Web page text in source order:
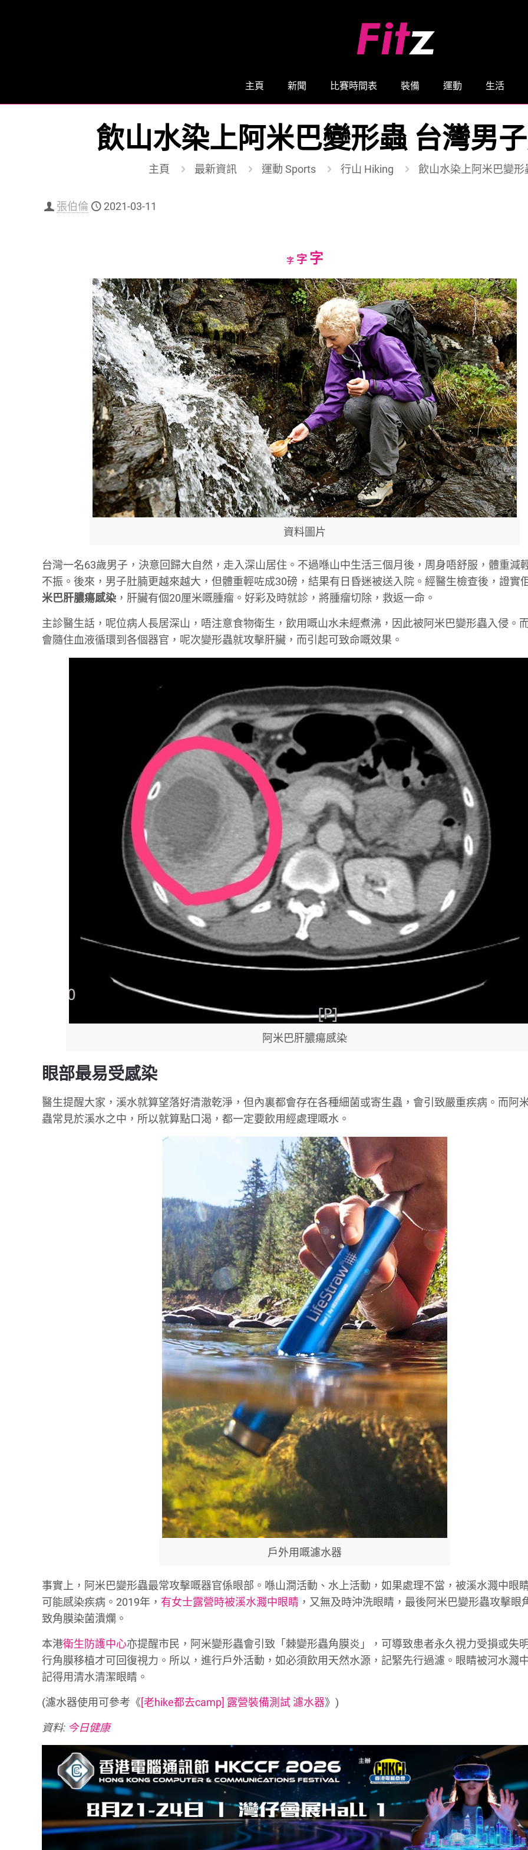
主頁 新聞 比賽時間表 裝備 運動 生活
飲山水染上阿米巴變形蟲 台灣男
主頁 最新資訊 運動 Sports 行山 Hiking 飲山水染上阿米巴變
張伯倫 2021-03-11
字Decrease
size.
字Reset
size.
字Increase
font
size.
資料圖片
台灣一名63歲男子，決意回歸大自然，走入深山居住。不過喺山中生活三個月後，周身唔舒服，體重減
不振。後來，男子肚腩更越來越大，但體重輕咗成30磅，結果有日昏迷被送入院。經醫生檢查後，證實
米巴肝膿瘍感染 ，肝臟有個20厘米嘅腫瘤。好彩及時就診，將腫瘤切除，救返一命。
主診醫生話，呢位病人長居深山，唔注意食物衛生，飲用嘅山水未經煮沸，因此被阿米巴變形蟲入侵。
會隨住血液循環到各個器官，呢次變形蟲就攻擊肝臟，而引起可致命嘅效果。
阿米巴肝膿瘍感染
眼部最易受感染
醫生提醒大家，溪水就算望落好清澈乾淨，但內裏都會存在各種細菌或寄生蟲，會引致嚴重疾病。而阿
蟲常見於溪水之中，所以就算點口渴，都一定要飲用經處理嘅水。
戶外用嘅濾水器
事實上，阿米巴變形蟲最常攻擊嘅器官係眼部。喺山澗活動、水上活動，如果處理不當，被溪水濺中眼
可能感染疾病。2019年， 有女士露營時被溪水濺中眼睛 ，又無及時沖洗眼睛，最後阿米巴變形蟲攻擊眼
致角膜染菌潰爛。
本港衛生防護中心亦提醒市民，阿米變形蟲會引致「棘變形蟲角膜炎」，可導致患者永久視力受損或失
行角膜移植才可回復視力。所以，進行戶外活動，如必須飲用天然水源，記緊先行過濾。眼睛被河水濺
記得用清水清潔眼睛。
(濾水器使用可參考《[老hike都去camp] 露營裝備測試 濾水器》)
資料: 今日健康